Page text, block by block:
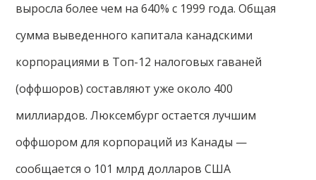
выросла более чем на 640% с 1999 года. Общая
сумма выведенного капитала канадскими
корпорациями в Топ-12 налоговых гаваней
(оффшоров) составляют уже около 400
миллиардов. Люксембург остается лучшим
оффшором для корпораций из Канады —
сообщается о 101 млрд долларов США